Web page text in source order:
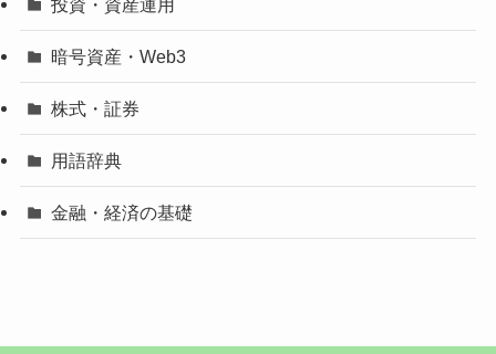
暗号資産・Web3
株式・証券
用語辞典
金融・経済の基礎